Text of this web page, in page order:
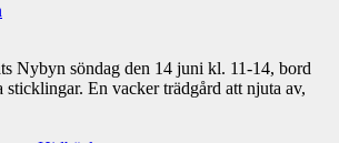
Nybyn söndag den 14 juni kl. 11-14, bord
En vacker trädgård att njuta av,